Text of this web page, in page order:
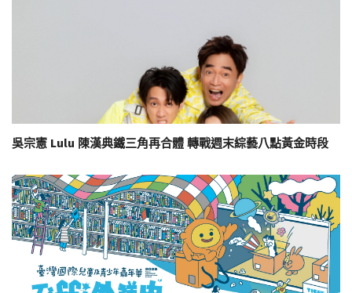
吳宗憲 Lulu 陳漢典鐵三角再合體 轉戰週末綜藝八點黃金時段